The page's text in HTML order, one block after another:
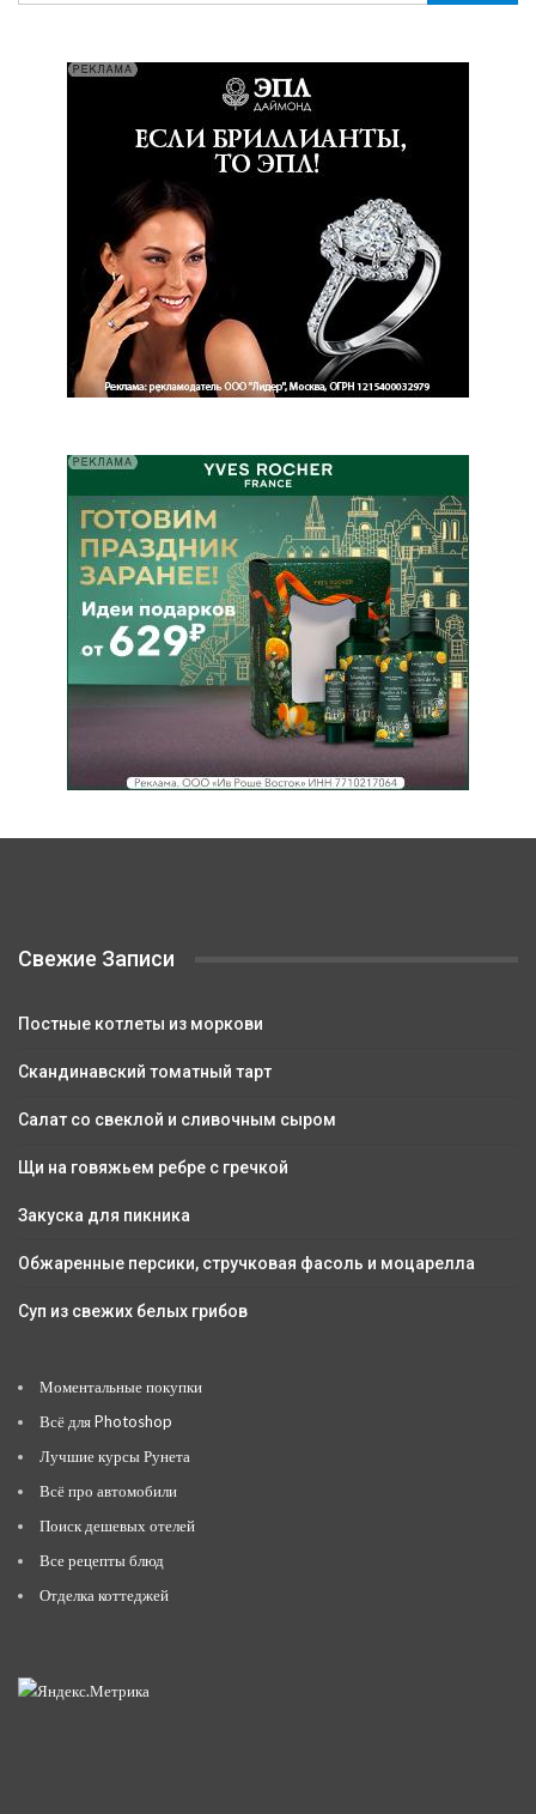
Свежие Записи
Постные котлеты из моркови
Скандинавский томатный тарт
Салат со свеклой и сливочным сыром
Щи на говяжьем ребре с гречкой
Закуска для пикника
Обжаренные персики, стручковая фасоль и моцарелла
Суп из свежих белых грибов
Моментальные покупки
Всё для Photoshop
Лучшие курсы Рунета
Всё про автомобили
Поиск дешевых отелей
Все рецепты блюд
Отделка коттеджей